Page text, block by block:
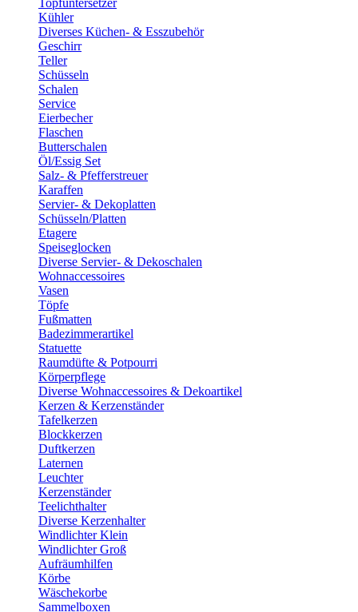
Kühler
Diverses Küchen- & Esszubehör
Geschirr
Teller
Schüsseln
Schalen
Service
Eierbecher
Flaschen
Butterschalen
Öl/Essig Set
Salz- & Pfefferstreuer
Karaffen
Servier- & Dekoplatten
Schüsseln/Platten
Etagere
Speiseglocken
Diverse Servier- & Dekoschalen
Wohnaccessoires
Vasen
Töpfe
Fußmatten
Badezimmerartikel
Statuette
Raumdüfte & Potpourri
Körperpflege
Diverse Wohnaccessoires & Dekoartikel
Kerzen & Kerzenständer
Tafelkerzen
Blockkerzen
Duftkerzen
Laternen
Leuchter
Kerzenständer
Teelichthalter
Diverse Kerzenhalter
Windlichter Klein
Windlichter Groß
Aufräumhilfen
Körbe
Wäschekorbe
Sammelboxen